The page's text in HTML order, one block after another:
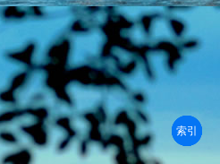
部首
笔划
拼音
潮拼